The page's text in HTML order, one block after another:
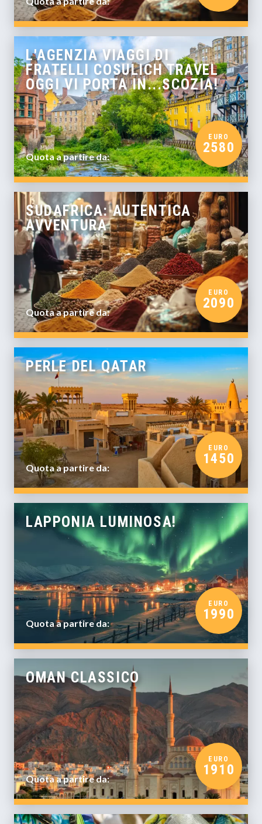
L'AGENZIA VIAGGI DI
FRATELLI COSULICH TRAVEL
OGGI VI PORTA IN...SCOZIA!
Quota a partire da:
EURO
2580
SUDAFRICA: AUTENTICA
AVVENTURA
Quota a partire da:
EURO
2090
PERLE DEL QATAR
Quota a partire da:
EURO
1450
LAPPONIA LUMINOSA!
Quota a partire da:
EURO
1990
OMAN CLASSICO
Quota a partire da:
EURO
1910